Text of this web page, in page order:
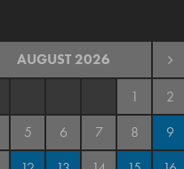
AUGUST 2026
1
2
5 6 7 8
9